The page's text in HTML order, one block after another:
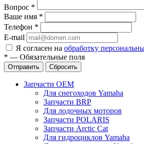
Вопрос *
Ваше имя *
Телефон *
E-mail
Я согласен на обработку
* — Обязательные поля
Отправить Сбросить
Запчасти OEM
Для снегоходов Yamaha
Запчасти BRP
Для лодочных моторов
Запчасти POLARIS
Запчасти Arctic Cat
Для гидроциклов Yamaha